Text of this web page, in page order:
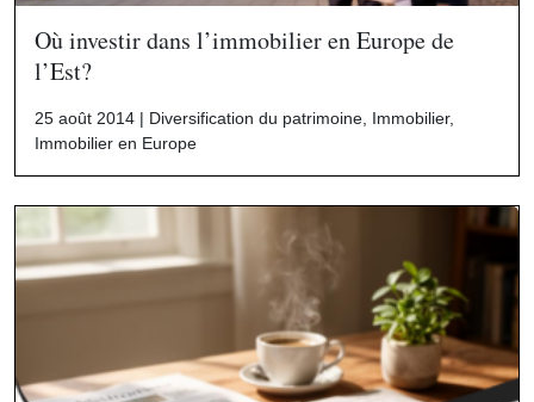
Où investir dans l’immobilier en Europe de
l’Est?
25 août 2014 | Diversification du patrimoine Immobilier,
Immobilier en Europe